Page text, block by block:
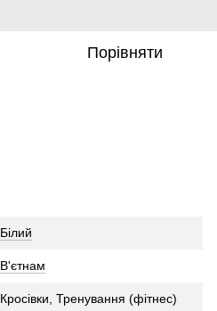
Порівняти
Білий
В'єтнам
Кросівки, Тренування (фітнес)